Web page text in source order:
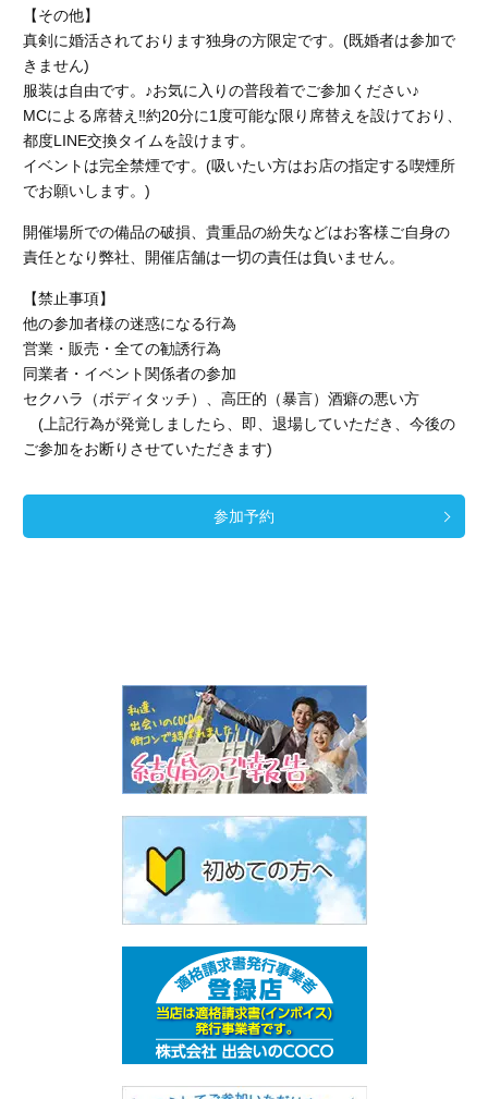
【その他】
真剣に婚活されております独身の方限定です。(既婚者は参加で
きません)
服装は自由です。♪お気に入りの普段着でご参加ください♪
MCによる席替え‼︎約20分に1度可能な限り席替えを設けており、
都度LINE交換タイムを設けます。
イベントは完全禁煙です。(吸いたい方はお店の指定する喫煙所
でお願いします。)
開催場所での備品の破損、貴重品の紛失などはお客様ご自身の
責任となり弊社、開催店舗は一切の責任は負いません。
【禁止事項】
他の参加者様の迷惑になる行為
営業・販売・全ての勧誘行為
同業者・イベント関係者の参加
セクハラ（ボディタッチ）、高圧的（暴言）酒癖の悪い方
(上記行為が発覚しましたら、即、退場していただき、今後の
ご参加をお断りさせていただきます)
参加予約